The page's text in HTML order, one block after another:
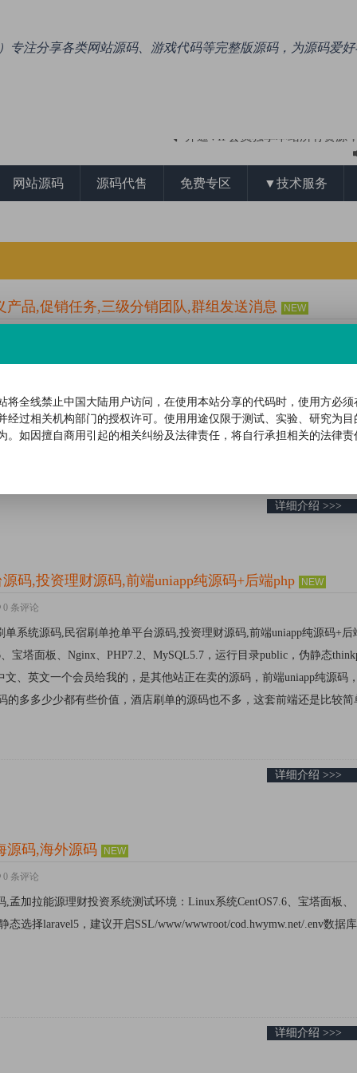
）专注分享各类网站源码、游戏代码等完整版源码，为源码爱
专注于收集整理ASP、PHP、NET各类网站
网站源码 源码代售 免费专区 ▼技术服务
品,促销任务,三级分销团队,群组发送消息 NEW
，伪静态选择laravel5，建议开启SSL网站截图后台截图...
详细介绍 >>>
码,投资理财源码,前端uniapp纯源码+后端php NEW
0 条评论
单系统源码,民宿刷单抢单平台源码,投资理财源码,前端uniapp纯源码+后
宝塔面板、Nginx、PHP7.2、MySQL5.7，运行目录public，伪静态
文、英文一个会员给我的，是其他站正在卖的源码，前端uniapp纯源码
的多多少少都有些价值，酒店刷单的源码也不多，这套前端还是比较简
详细介绍 >>>
源码,海外源码 NEW
0 条评论
孟加拉能源理财投资系统测试环境：Linux系统CentOS7.6、宝塔面板、
态选择laravel5，建议开启SSL/www/wwwroot/cod.hwymw.net/.env数据
详细介绍 >>>
将全线禁止中国大陆用户访问，在使用本站分享的代码时，使用方必
经过相关机构部门的授权许可。使用用途仅限于测试、实验、研究为
。如因擅自商用引起的相关纠纷及法律责任，将自行承担相关的法律责